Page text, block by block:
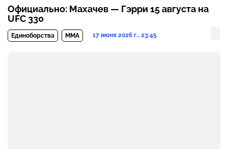
Официально: Махачев — Гэрри 15 августа на
UFC 330
Единоборства MMA 17 июня 2026 г., 23:45